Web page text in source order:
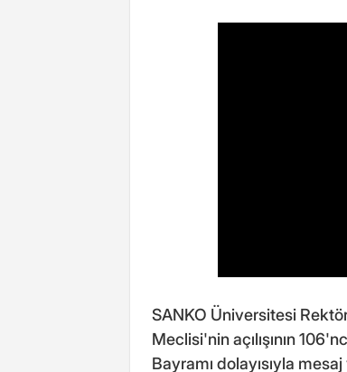
SANKO Üniversitesi
Meclisi'nin açılışının
Bayramı dolayısıyla mesaj